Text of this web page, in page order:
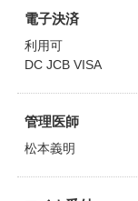
電子決済
利用可
DC JCB VISA
管理医師
松本義明